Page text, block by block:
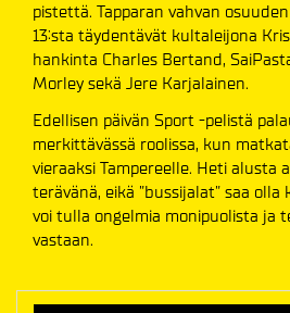
pistettä. Tapparan vahvan
13:sta täydentävät kultaleijona
hankinta Charles Bertand,
Morley sekä Jere Karjalainen.
Edellisen päivän Sport -pelistä
merkittävässä roolissa, kun
vieraaksi Tampereelle. Heti alusta
terävänä, eikä ”bussijalat” saa
voi tulla ongelmia monipuolista ja
vastaan.